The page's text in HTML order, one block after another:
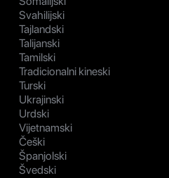
Svahilijski
Tajlandski
Talijanski
Tamilski
Tradicionalni kineski
Turski
Ukrajinski
Urdski
Vijetnamski
Češki
Španjolski
Švedski